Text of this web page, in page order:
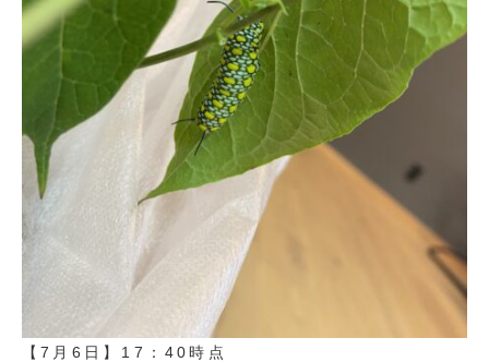
【7月6日】17：40時点